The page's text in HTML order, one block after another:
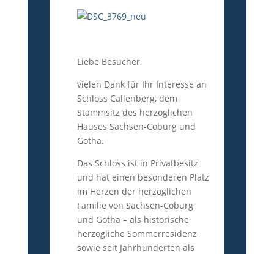
Liebe Besucher,
vielen Dank für Ihr Interesse an
Schloss Callenberg, dem
Stammsitz des herzoglichen
Hauses Sachsen-Coburg und
Gotha.
Das Schloss ist in Privatbesitz
und hat einen besonderen Platz
im Herzen der herzoglichen
Familie von Sachsen-Coburg
und Gotha – als historische
herzogliche Sommerresidenz
sowie seit Jahrhunderten als